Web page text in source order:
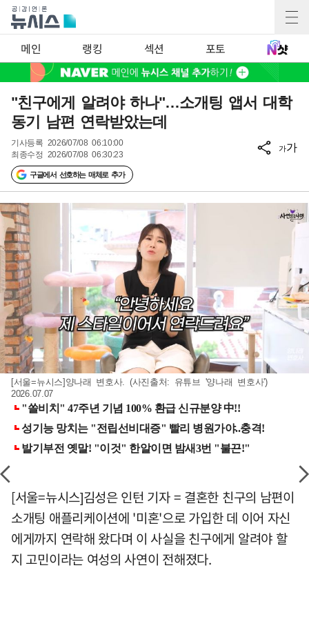
메인 랭킹 섹션 포토
"친구에게 알려야 하나"…소개팅 앱서 대학
동기 남편 연락받았는데
기사등록 2026/07/08 06:10:00
최종수정 2026/07/08 06:30:23
구글에서 선호하는 매체로 추가
가가
[서울=뉴시스]양나래 변호사. (사진출처: 유튜브 '양나래 변호사')
2026.07.07
[서울=뉴시스]김성은 인턴 기자 = 결혼한 친구의 남편이
소개팅 애플리케이션에 '미혼'으로 가입한 데 이어 자신
에게까지 연락해 왔다며 이 사실을 친구에게 알려야 할
지 고민이라는 여성의 사연이 전해졌다.